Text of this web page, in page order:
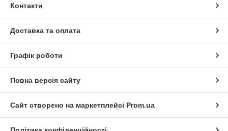
Контакти
Доставка та оплата
Графік роботи
Повна версія сайту
Сайт створено на маркетплейсі Prom.ua